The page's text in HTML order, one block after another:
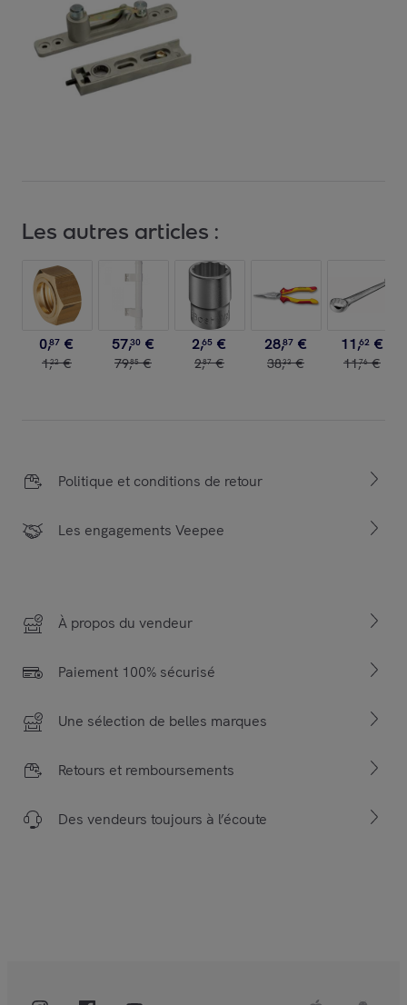
Les autres articles :
0,87 €
1,22 €
57,30 €
79,85 €
2,65 €
2,87 €
28,87 €
38,33 €
11,62 €
11,76 €
Politique et conditions de retour
Les engagements Veepee
À propos du vendeur
Paiement 100% sécurisé
Une sélection de belles marques
Retours et remboursements
Des vendeurs toujours à l’écoute